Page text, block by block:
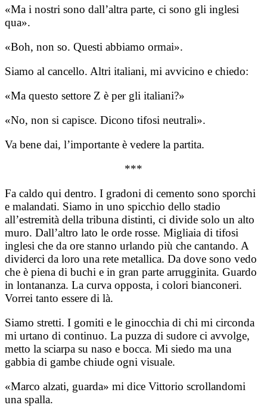
«Ma i nostri sono dall’altra parte, ci sono gli inglesi
qua».
«Boh, non so. Questi abbiamo ormai».
Siamo al cancello. Altri italiani, mi avvicino e chiedo:
«Ma questo settore Z è per gli italiani?»
«No, non si capisce. Dicono tifosi neutrali».
Va bene dai, l’importante è vedere la partita.
***
Fa caldo qui dentro. I gradoni di cemento sono sporchi
e malandati. Siamo in uno spicchio dello stadio
all’estremità della tribuna distinti, ci divide solo un alto
muro. Dall’altro lato le orde rosse. Migliaia di tifosi
inglesi che da ore stanno urlando più che cantando. A
dividerci da loro una rete metallica. Da dove sono vedo
che è piena di buchi e in gran parte arrugginita. Guardo
in lontananza. La curva opposta, i colori bianconeri.
Vorrei tanto essere di là.
Siamo stretti. I gomiti e le ginocchia di chi mi circonda
mi urtano di continuo. La puzza di sudore ci avvolge,
metto la sciarpa su naso e bocca. Mi siedo ma una
gabbia di gambe chiude ogni visuale.
«Marco alzati, guarda» mi dice Vittorio scrollandomi
una spalla.